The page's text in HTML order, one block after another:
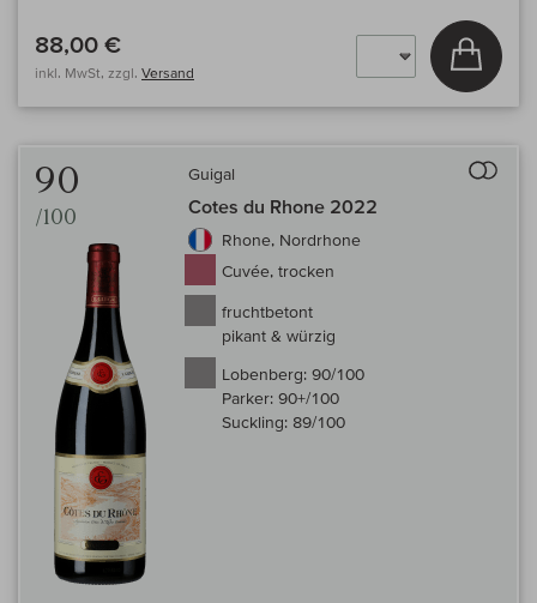
88,00 €
inkl. MwSt, zzgl. Versand
In
90
/100
Guigal
Cotes du Rhone 2022
Rhone, Nordrhone
Cuvée, trocken
fruchtbetont
pikant & würzig
Lobenberg: 90/100
Parker: 90+/100
Suckling: 89/100